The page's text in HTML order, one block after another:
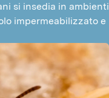
si insedia in ambienti
impermeabilizzato e